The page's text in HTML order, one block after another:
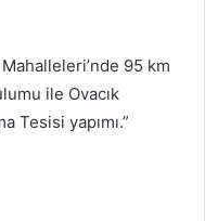
95 km
ile Ovacık
Tesisi yapımı.”